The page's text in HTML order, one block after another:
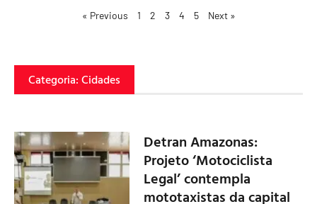
« Previous 1 2 3 4 5 Next »
Categoria: Cidades
Detran Amazonas:
Projeto ‘Motociclista
Legal’ contempla
mototaxistas da capital